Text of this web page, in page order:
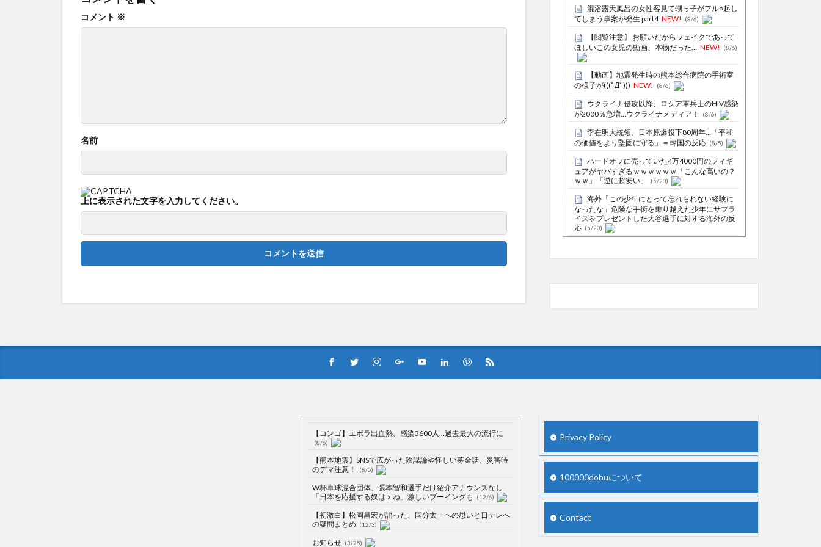
コメント ※
名前
上に表示された文字を入力してください。
混浴露天風呂の女性客見て甥っ子がフル○起し
てしまう事案が発生 part4 NEW! (8/6)
【閲覧注意】 お願いだからフェイクであって
ほしいこの女児の動画、本物だった… NEW! (8/6)
【動画】地震発生時の熊本総合病院の手術室
の様子が(((ﾟДﾟ))) NEW! (8/6)
ウクライナ侵攻以降、ロシア軍兵士のHIV感染
が2000％急増…ウクライナメディア！
(8/6)
李在明大統領、日本原爆投下80周年…「平和
の価値をより堅固に守る」＝韓国の反応 (8/5)
ハードオフに売っていた4万4000円のフィギ
ュアがヤバすぎるｗｗｗｗｗｗ「こんな高いの？
ｗｗ」「逆に超安い」
(5/20)
海外「この少年にとって忘れられない経験に
なったな」危険な手術を乗り越えた少年にサプラ
イズをプレゼントした大谷選手に対する海外の反
応 (5/20)
と話題にｗｗｗｗ (5/20)
男子学生らの性の捌け口にされる
関連会合で賛同広がらず (7/13)
Powered by livedoor 相互RSS
【コンゴ】エボラ出血熱、感染3600人…過去最大の流行に
(8/6)
【熊本地震】SNSで広がった陰謀論や怪しい募金話、災害時
のデマ注意！
(8/5)
W杯卓球混合団体、張本智和選手だけ紹介アナウンスなし
「日本を応援する奴はｘね」激しいブーイングも
(12/6)
【初激白】松岡昌宏が語った、国分太一への思いと日テレへ
の疑問まとめ (12/3)
お知らせ (3/25)
Privacy Policy
100000dobuについて
Contact